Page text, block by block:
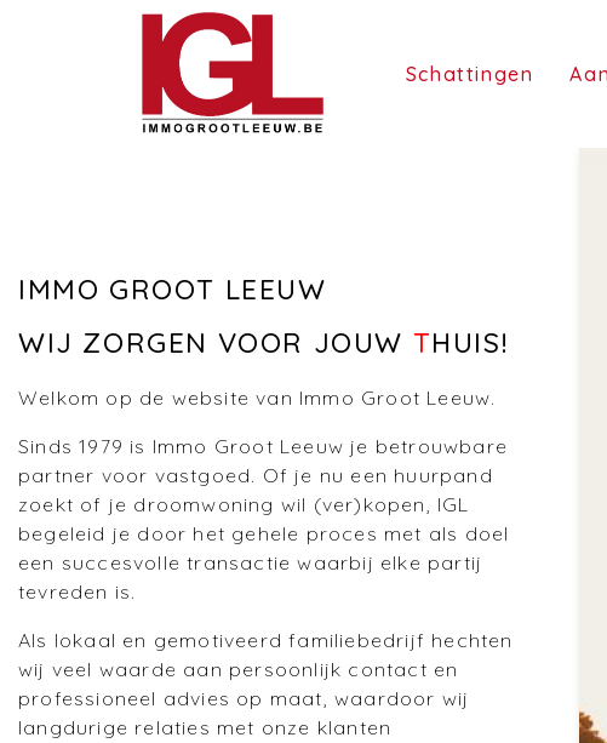
Schattingen
IMMO GROOT LEEUW
WIJ ZORGEN VOOR JOUW THUIS!
Welkom op de website van Immo Groot Leeuw.
Sinds 1979 is Immo Groot Leeuw je betrouwbare
partner voor vastgoed. Of je nu een huurpand
zoekt of je droomwoning wil (ver)kopen, IGL
begeleid je door het gehele proces met als doel
een succesvolle transactie waarbij elke partij
tevreden is.
Als lokaal en gemotiveerd familiebedrijf hechten
wij veel waarde aan persoonlijk contact en
professioneel advies op maat, waardoor wij
langdurige relaties met onze klanten